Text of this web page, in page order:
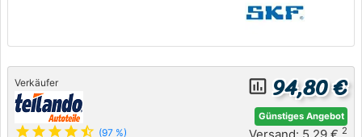
Verkäufer
star star star star star_half (97 %)
insert_chart_outlined 94,80 €
Günstiges Angebot
Versand: 5,29 € 2